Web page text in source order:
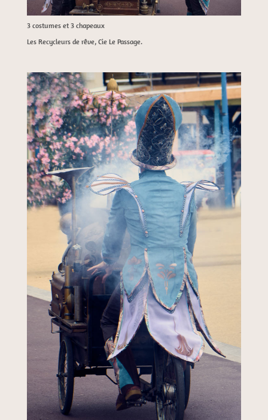
3 costumes et 3 chapeaux
Les Recycleurs de rêve, Cie Le Passage.